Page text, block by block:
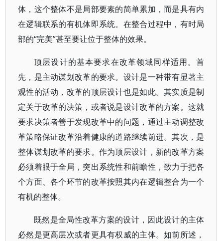
体，这个整体不是局部要素的简单累加，而是具有内
在逻辑联系的有机体即系统。在整合过程中，有时局
部的“完美”甚至要让位于整体的效果。
顶层设计的基本要求在改革领域同样适用。首
先，是主动谋划改革的要求。设计是一种带有显著主
观性的活动，改革的顶层设计也是如此。其实质是制
定关于改革的决策，或者说是设计改革的方案。这就
要求决策者善于发现改革中的问题，通过主动调整改
革策略保证改革沿着健康的道路继续前进。其次，是
整体谋划改革的要求。作为顶层设计，新的改革方案
必须着眼于全局，突出系统性和前瞻性，致力于把各
个方面、各个环节的改革按照其内在逻辑整合为一个
有机的整体。
既然是全局性改革方案的设计，因此设计的主体
必然是更高层次或者更具有权威的主体。如前所述，